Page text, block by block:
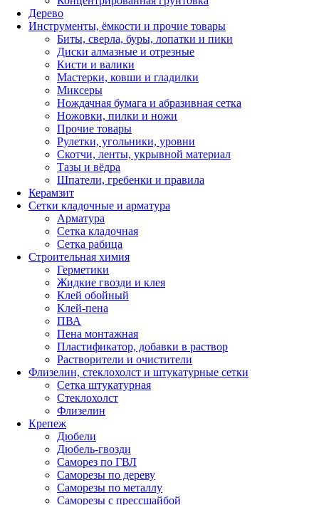
Дерево
Инструменты, ёмкости и прочие товары
Биты, сверла, буры, лопатки и пики
Диски алмазные и отрезные
Кисти и валики
Мастерки, ковши и гладилки
Миксеры
Нождачная бумага и абразивная сетка
Ножовки, пилки и ножи
Прочие товары
Рулетки, угольники, уровни
Скотчи, ленты, укрывной материал
Тазы и вёдра
Шпатели, гребенки и правила
Керамзит
Сетки кладочные и арматура
Арматура
Сетка кладочная
Сетка рабица
Строительная химия
Герметики
Жидкие гвозди и клея
Клей обойный
Клей-пена
ПВА
Пена монтажная
Пластификатор, добавки в раствор
Растворители и очистители
Флизелин, стеклохолст и штукатурные сетки
Сетка штукатурная
Стеклохолст
Флизелин
Крепеж
Дюбели
Дюбель-гвозди
Саморез по ГВЛ
Саморезы по дереву
Саморезы по металлу
Саморезы с прессшайбой